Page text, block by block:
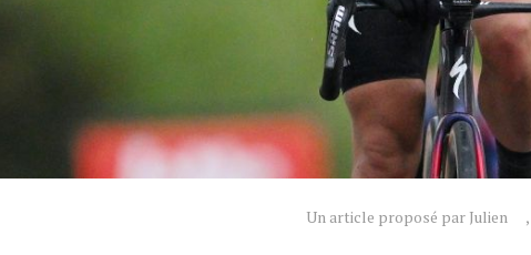
Un article proposé par Julien